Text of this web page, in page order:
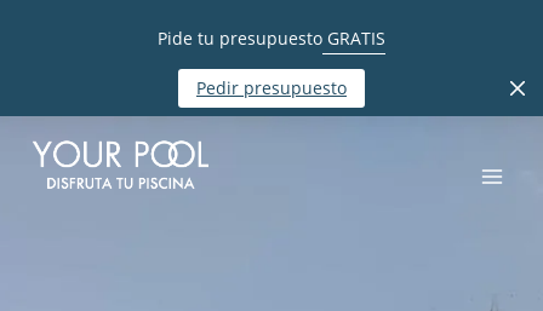
Pide tu presupuesto GRATIS
Pedir presupuesto